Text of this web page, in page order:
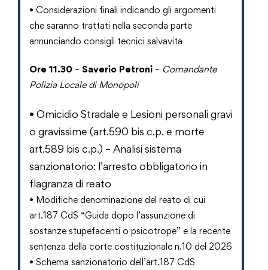
• Considerazioni finali indicando gli argomenti
che saranno trattati nella seconda parte
annunciando consigli tecnici salvavita
Ore 11.30 – Saverio Petroni – Comandante
Polizia Locale di Monopoli
• Omicidio Stradale e Lesioni personali gravi
o gravissime (art.590 bis c.p. e morte
art.589 bis c.p.) – Analisi sistema
sanzionatorio: l’arresto obbligatorio in
flagranza di reato
• Modifiche denominazione del reato di cui
art.187 CdS “Guida dopo l’assunzione di
sostanze stupefacenti o psicotrope” e la recente
sentenza della corte costituzionale n.10 del 2026
• Schema sanzionatorio dell’art.187 CdS